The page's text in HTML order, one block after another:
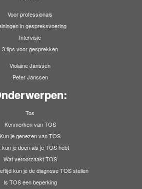
Voor professionals
in gespreksvoering
Intervisie
3 tips voor gesprekken
Violaine Janssen
Peter Janssen
Tos
Kenmerken van TOS
Kun je genezen van TOS
kun je doen als je TOS hebt
Wat veroorzaakt TOS
kun je de diagnose TOS stellen
Is TOS een beperking